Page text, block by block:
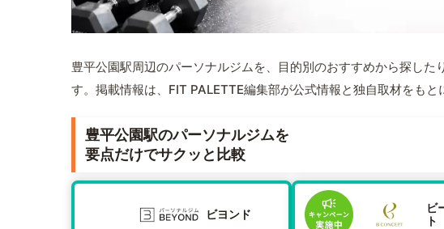
豊平公園駅周辺のパーソナルジムを、目的別のおすすめから探し
す。掲載情報は、FIT PALETTE編集部が公式情報と独自取材をもと
豊平公園駅のパーソナルジムを
要点だけでサクッと比較
ビヨンド
ビ
ト